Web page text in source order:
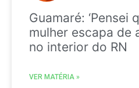
Guamaré: ‘Pensei
mulher escapa de
no interior do RN
VER MATÉRIA »